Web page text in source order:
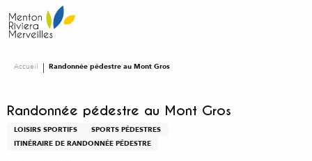
au
contenu
Accueil Randonnée pédestre au Mont Gros
Randonnée pédestre au Mont Gros
LOISIRS SPORTIFS
SPORTS PÉDESTRES
ITINÉRAIRE DE RANDONNÉE PÉDESTRE